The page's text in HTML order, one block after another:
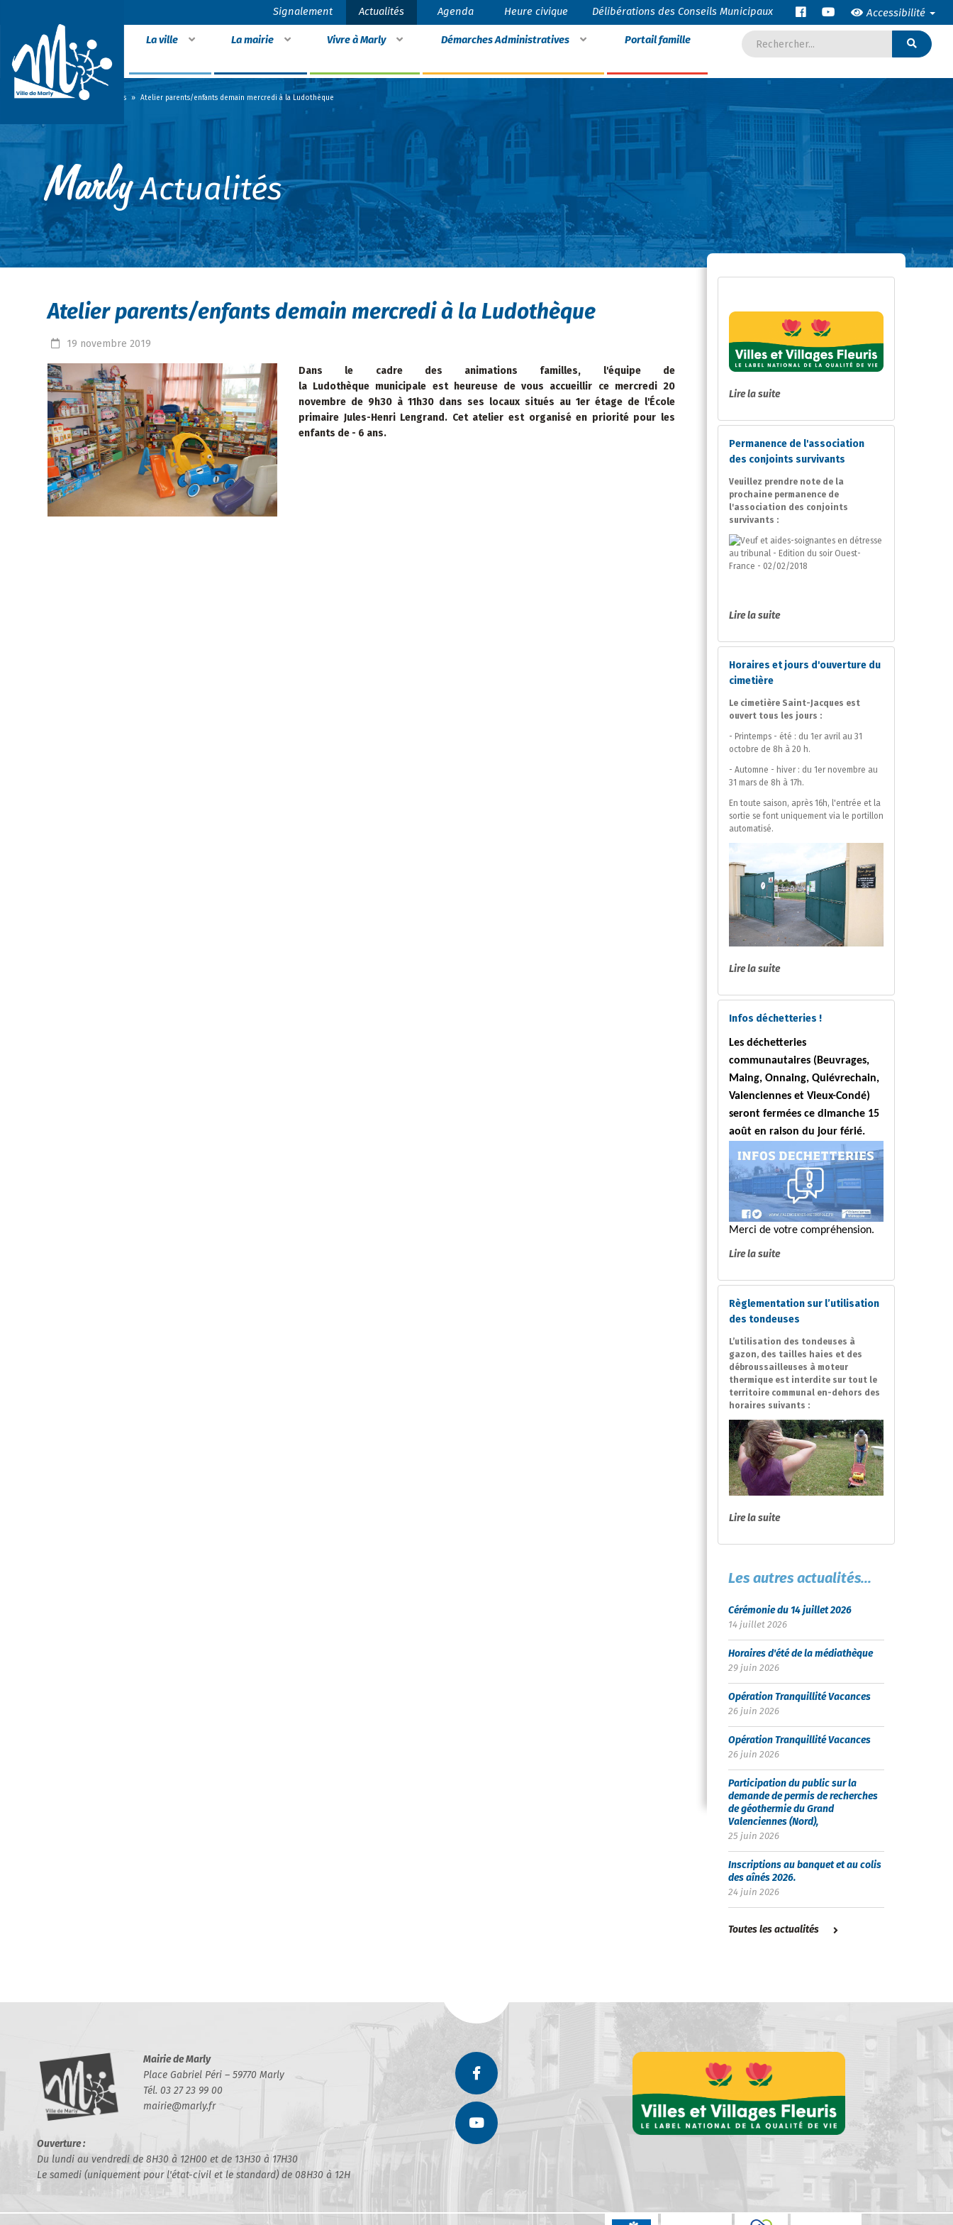
Signalement Actualités Agenda Heure civique Délibérations des Conseils Municipaux Accessibilité
La ville La mairie Vivre à Marly Démarches Administratives Portail famille
Accueil » Actualités » Atelier parents/enfants demain mercredi à la Ludothèque
Actualités
Atelier parents/enfants demain mercredi à la Ludothèque
19 novembre 2019
Dans le cadre des animations familles, l'équipe de
la Ludothèque municipale est heureuse de vous accueillir ce mercredi 20
novembre de 9h30 à 11h30 dans ses locaux situés au 1er étage de l'École
primaire Jules-Henri Lengrand. Cet atelier est organisé en priorité pour les
enfants de - 6 ans.
Lire la suite
Permanence de l'association
des conjoints survivants
Veuillez prendre note de la
prochaine permanence de
l'association des conjoints
survivants :
Lire la suite
Horaires et jours d'ouverture du
cimetière
Le cimetière Saint-Jacques est
ouvert tous les jours :
- Printemps - été : du 1er avril au 31
octobre de 8h à 20 h.
- Automne - hiver : du 1er novembre au
31 mars de 8h à 17h.
En toute saison, après 16h, l'entrée et la
sortie se font uniquement via le portillon
automatisé.
Lire la suite
Infos déchetteries !
Les déchetteries
communautaires (Beuvrages,
Maing, Onnaing, Quiévrechain,
Valenciennes et Vieux-Condé)
seront fermées ce dimanche 15
août en raison du jour férié.
Merci de votre compréhension.
Lire la suite
Règlementation sur l’utilisation
des tondeuses
L’utilisation des tondeuses à
gazon, des tailles haies et des
débroussailleuses à moteur
thermique est interdite sur tout le
territoire communal en-dehors des
horaires suivants :
Lire la suite
Les autres actualités...
Cérémonie du 14 juillet 2026
14 juillet 2026
Horaires d'été de la médiathèque
29 juin 2026
Opération Tranquillité Vacances
26 juin 2026
Opération Tranquillité Vacances
26 juin 2026
Participation du public sur la
demande de permis de recherches
de géothermie du Grand
Valenciennes (Nord),
25 juin 2026
Inscriptions au banquet et au colis
des aînés 2026.
24 juin 2026
Toutes les actualités
Mairie de Marly
Place Gabriel Péri – 59770 Marly
Tél. 03 27 23 99 00
mairie@marly.fr
Ouverture :
Du lundi au vendredi de 8H30 à 12H00 et de 13H30 à 17H30
Le samedi (uniquement pour l'état-civil et le standard) de 08H30 à 12H